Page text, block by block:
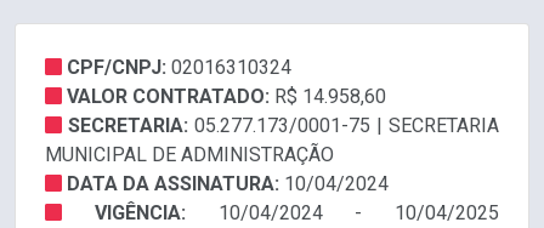
CPF/CNPJ: 02016310324
VALOR CONTRATADO: R$ 14.958,60
SECRETARIA: 05.277.173/0001-75 | SECRETARIA
MUNICIPAL DE ADMINISTRAÇÃO
DATA DA ASSINATURA: 10/04/2024
VIGÊNCIA: 10/04/2024 - 10/04/2025